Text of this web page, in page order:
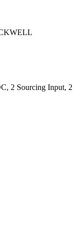
2 Sourcing Input, 2